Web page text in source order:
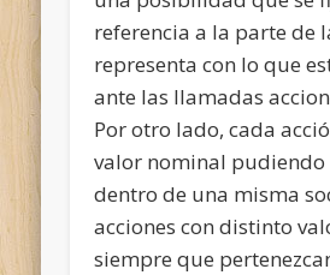
referencia a la parte de
representa con lo que
ante las llamadas
Por otro lado, cada
valor nominal pudiendo
dentro de una misma
acciones con distinto
siempre que